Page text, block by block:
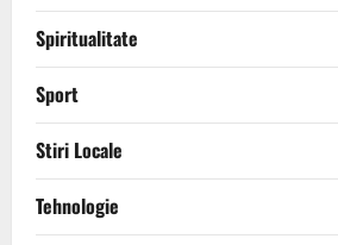
Spiritualitate
Sport
Stiri Locale
Tehnologie